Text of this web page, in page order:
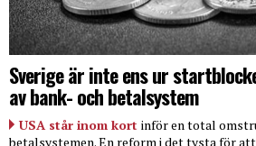
Sverige är inte ens ur
av bank- och betalsystem
USA står inom kort inför en total
betalsystemen. En reform i det tysta för